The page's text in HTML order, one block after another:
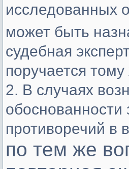
исследованных
может быть
судебная
поручается
2. В случаях
обоснованности
противоречий в
по тем же